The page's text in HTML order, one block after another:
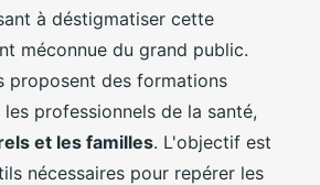
à déstigmatiser cette
méconnue du grand public.
proposent des formations
professionnels de la santé,
et les familles. L'objectif est
nécessaires pour repérer les